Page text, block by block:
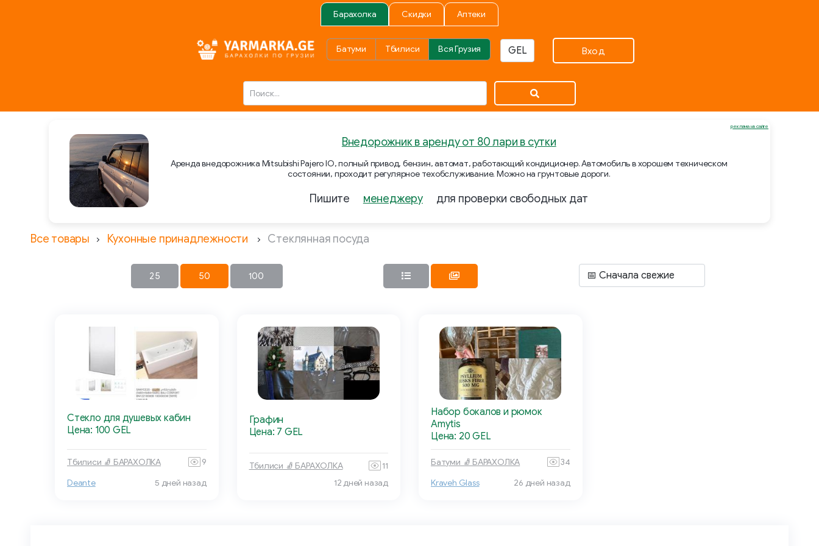
Барахолка Скидки Аптеки
Батуми Тбилиси Вся Грузия Вход
Внедорожник в аренду от 80 лари в сутки
Аренда внедорожника Mitsubishi Pajero IO, полный привод, бензин, автомат, работающий кондиционер. Автомобиль в хорошем техническом
состоянии, проходит регулярное техобслуживание. Можно на грунтовые дороги.
Пишите менеджеру для проверки свободных дат
реклама на сайте
Все товары Кухонные принадлежности Стеклянная посуда
25 50 100
Стекло для душевых кабин
Цена: 100 GEL
Тбилиси 🧦 БАРАХОЛКА 9
Deante 5 дней назад
Графин
Цена: 7 GEL
Тбилиси 🧦 БАРАХОЛКА
11
12 дней назад
Набор бокалов и рюмок
Amytis
Цена: 20 GEL
Батуми 🧦 БАРАХОЛКА 34
Kraveh Glass 26 дней назад